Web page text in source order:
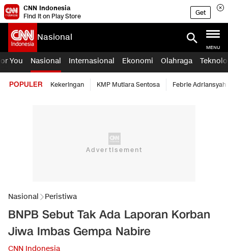
CNN Indonesia
Find it on Play Store
Get
Nasional
MENU
You Nasional Internasional Ekonomi Olahraga
POPULER Kekeringan KMP Mutiara Sentosa Febrie Adriansyah
Nasional Peristiwa
BNPB Sebut Tak Ada Laporan Korban
Jiwa Imbas Gempa Nabire
CNN Indonesia